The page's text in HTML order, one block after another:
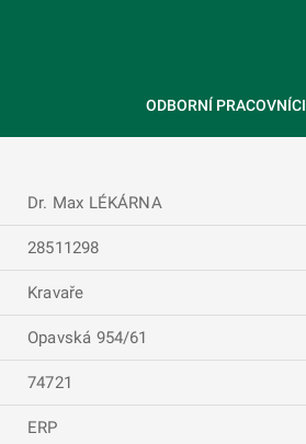
ODBORNÍ PRACOVNÍCI
Dr. Max LÉKÁRNA
28511298
Kravaře
Opavská 954/61
74721
ERP